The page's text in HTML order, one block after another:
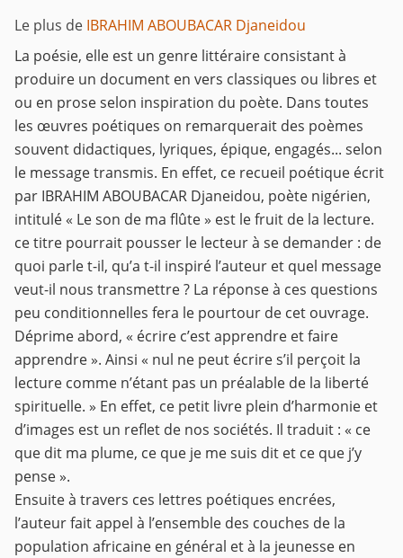
Le plus de IBRAHIM ABOUBACAR Djaneidou
La poésie, elle est un genre littéraire consistant à
produire un document en vers classiques ou libres et
ou en prose selon inspiration du poète. Dans toutes
les œuvres poétiques on remarquerait des poèmes
souvent didactiques, lyriques, épique, engagés... selon
le message transmis. En effet, ce recueil poétique écrit
par IBRAHIM ABOUBACAR Djaneidou, poète nigérien,
intitulé « Le son de ma flûte » est le fruit de la lecture.
ce titre pourrait pousser le lecteur à se demander : de
quoi parle t-il, qu’a t-il inspiré l’auteur et quel message
veut-il nous transmettre ? La réponse à ces questions
peu conditionnelles fera le pourtour de cet ouvrage.
Déprime abord, « écrire c’est apprendre et faire
apprendre ». Ainsi « nul ne peut écrire s’il perçoit la
lecture comme n’étant pas un préalable de la liberté
spirituelle. » En effet, ce petit livre plein d’harmonie et
d’images est un reflet de nos sociétés. Il traduit : « ce
que dit ma plume, ce que je me suis dit et ce que j’y
pense ».
Ensuite à travers ces lettres poétiques encrées,
l’auteur fait appel à l’ensemble des couches de la
population africaine en général et à la jeunesse en